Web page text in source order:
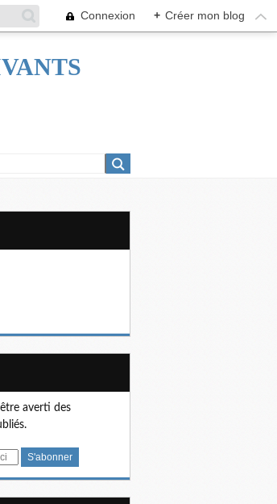
Connexion + Créer mon blog
averti des